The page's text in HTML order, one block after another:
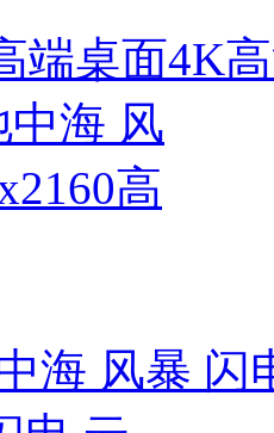
端桌面4K
海 风暴 闪